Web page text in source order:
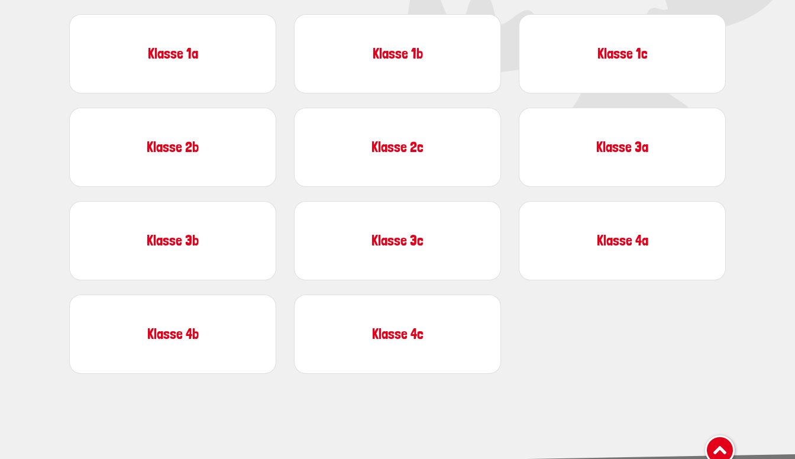
Klasse 1a Klasse 1b Klasse 1c
Klasse 2b Klasse 2c Klasse 3a
Klasse 3b Klasse 3c Klasse 4a
Klasse 4b Klasse 4c
nach oben